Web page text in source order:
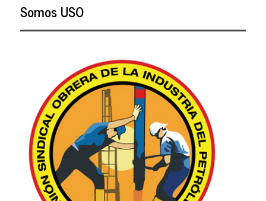
Somos USO